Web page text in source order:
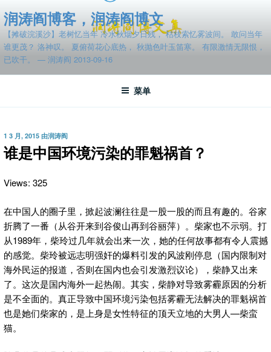
至
容
润涛阎博客，润涛阎博文
【摊破浣溪沙】老树忆当年 冷水秋烟夕日残， 枯枝索忆雾波间。 敢问当年
谁更茂？ 洛神叹。 夏俯荷花心底热， 秋抛色叶玉笛寒。 有限激情无限恨，
已吹干。 — 润涛阎 2013-09-16
菜单
发
布
于
1 3 月, 2015 由润涛阎
谁是中国环境污染的罪魁祸首？
Views: 325
在中国人的圈子里，掀起波澜往往是一股一股的而且有趣的。谷家
折腾了一番（从谷开来到谷俊山再到谷丽萍）。柴家也不示弱。打
从1989年，柴玲过几年就会出来一次，她的任何故事都有令人震撼
的感觉。柴玲被远志明强奸的爆料引发的风波刚停息（国内限制对
海外民运的报道，否则在国内也会引发激烈议论），柴静又出来
了。 这次是国内海外一起热闹。其实，柴静对导致雾霾原因的分析
是不全面的。真正导致中国环境污染包括雾霾无法解决的罪魁祸首
也是她们柴家的，是上身是女性特征的顶天立地的大男人—柴蛮
猫。